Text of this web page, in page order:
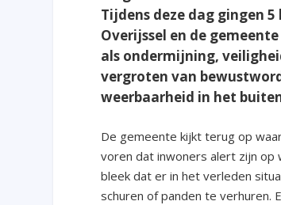
Tijdens deze dag gingen
Overijssel en de
als ondermijning,
vergroten van
weerbaarheid in het
De gemeente kijkt terug op
voren dat inwoners alert zijn
bleek dat er in het verleden
schuren of panden te verhuren.